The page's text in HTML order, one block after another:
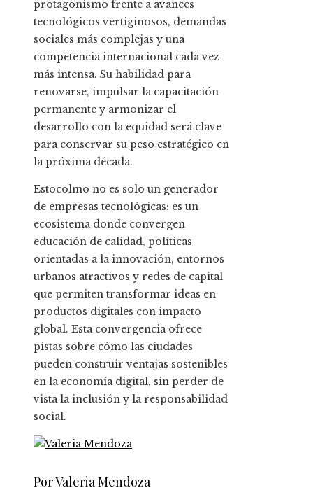
protagonismo frente a avances
tecnológicos vertiginosos, demandas
sociales más complejas y una
competencia internacional cada vez
más intensa. Su habilidad para
renovarse, impulsar la capacitación
permanente y armonizar el
desarrollo con la equidad será clave
para conservar su peso estratégico en
la próxima década.
Estocolmo no es solo un generador
de empresas tecnológicas: es un
ecosistema donde convergen
educación de calidad, políticas
orientadas a la innovación, entornos
urbanos atractivos y redes de capital
que permiten transformar ideas en
productos digitales con impacto
global. Esta convergencia ofrece
pistas sobre cómo las ciudades
pueden construir ventajas sostenibles
en la economía digital, sin perder de
vista la inclusión y la responsabilidad
social.
Por Valeria Mendoza